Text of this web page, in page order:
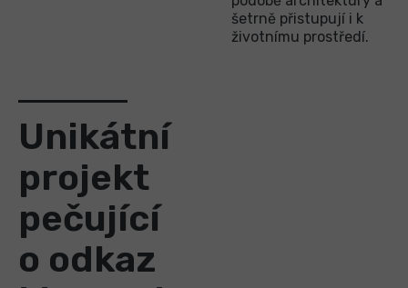
šetrně přistupují i k
životnímu prostředí.
Unikátní
projekt
pečující
o odkaz